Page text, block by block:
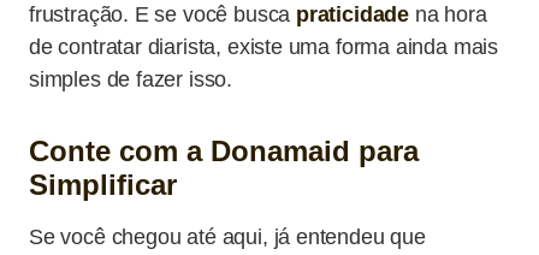
frustração. E se você busca praticidade na hora
de contratar diarista, existe uma forma ainda mais
simples de fazer isso.
Conte com a Donamaid para
Simplificar
Se você chegou até aqui, já entendeu que